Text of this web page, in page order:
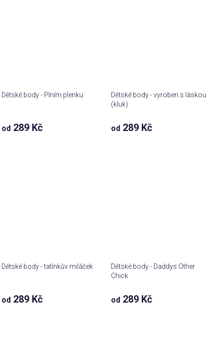
Dětské body - Plním plenku
od 289 Kč
Dětské body - vyroben s láskou
(kluk)
od 289 Kč
Dětské body - tatínkův miláček
od 289 Kč
Dětské body - Daddys Other
Chick
od 289 Kč